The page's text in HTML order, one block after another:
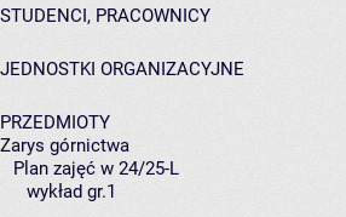
STUDENCI, PRACOWNICY
JEDNOSTKI ORGANIZACYJNE
PRZEDMIOTY
Zarys górnictwa
Plan zajęć w 24/25-L
wykład gr.1